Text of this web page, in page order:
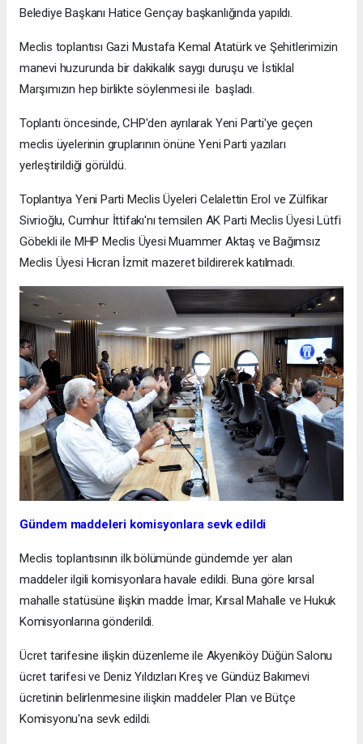
Belediye Başkanı Hatice Gençay başkanlığında yapıldı.
Meclis toplantısı Gazi Mustafa Kemal Atatürk ve Şehitlerimizin
manevi huzurunda bir dakikalık saygı duruşu ve İstiklal
Marşımızın hep birlikte söylenmesi ile başladı.
Toplantı öncesinde, CHP'den ayrılarak Yeni Parti'ye geçen
meclis üyelerinin gruplarının önüne Yeni Parti yazıları
yerleştirildiği görüldü.
Toplantıya Yeni Parti Meclis Üyeleri Celalettin Erol ve Zülfikar
Sivrioğlu, Cumhur İttifakı'nı temsilen AK Parti Meclis Üyesi Lütfi
Göbekli ile MHP Meclis Üyesi Muammer Aktaş ve Bağımsız
Meclis Üyesi Hicran İzmit mazeret bildirerek katılmadı.
Gündem maddeleri komisyonlara sevk edildi
Meclis toplantısının ilk bölümünde gündemde yer alan
maddeler ilgili komisyonlara havale edildi. Buna göre kırsal
mahalle statüsüne ilişkin madde İmar, Kırsal Mahalle ve Hukuk
Komisyonlarına gönderildi.
Ücret tarifesine ilişkin düzenleme ile Akyeniköy Düğün Salonu
ücret tarifesi ve Deniz Yıldızları Kreş ve Gündüz Bakımevi
ücretinin belirlenmesine ilişkin maddeler Plan ve Bütçe
Komisyonu'na sevk edildi.